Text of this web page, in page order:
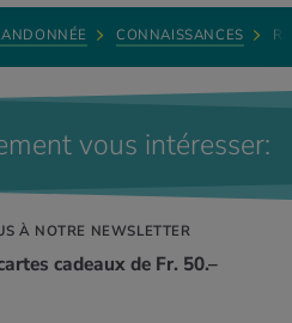
CONNAISSANCES
vous intéresser:
À NOTRE NEWSLETTER
cadeaux de Fr. 50.–